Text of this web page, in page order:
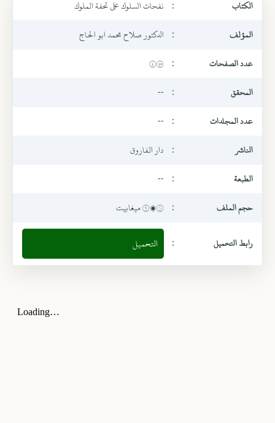
الكتاب : نفحات السلوك على تحفة الملوك
المؤلف
: الدكتور صلاح محمد ابو الحاج
عدد الصفحات
: ٤٥٤
المحقق
:
--
عدد المجلدات
:
--
الناشر
: دار الفاروق
الطبعة
:
--
حجم الملف
: ٩،١ ميغابيت
رابط التحميل : التحميل